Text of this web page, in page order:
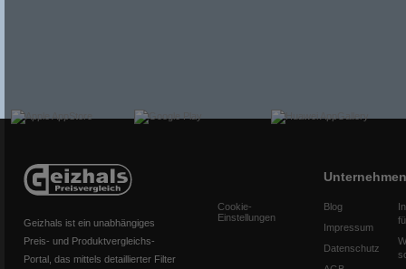
Geizhals ist ein unabhängiges
Preis- und Produktvergleichs-
Portal, das mittels detaillierter Filter
Cookie-
Einstellungen
Unternehmen
Blog
Impressum
Datenschutz